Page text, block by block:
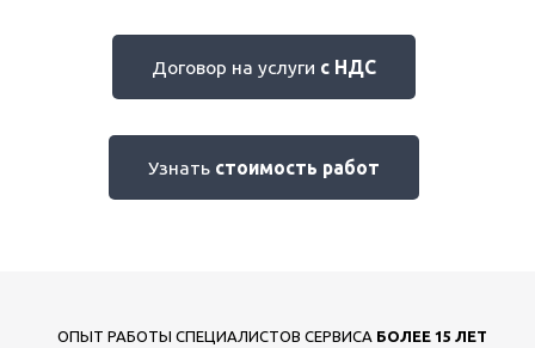
Договор на услуги с НДС
Узнать стоимость работ
ОПЫТ РАБОТЫ СПЕЦИАЛИСТОВ СЕРВИСА БОЛЕЕ 15 ЛЕТ